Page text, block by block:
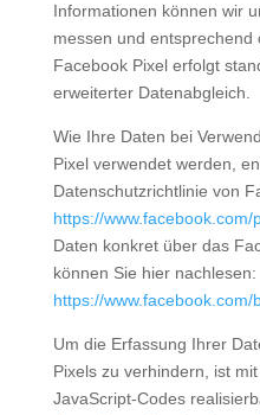
Informationen können wir
messen und
Facebook Pixel erfolgt
erweiterter Datenabgleich.
Wie Ihre Daten bei
Pixel verwendet werden,
Datenschutzrichtlinie von
https://www.facebook.com/
Daten konkret über das
können Sie hier nachlesen:
https://www.facebook.com/
Um die Erfassung Ihrer
Pixels zu verhindern, ist
JavaScript-Codes